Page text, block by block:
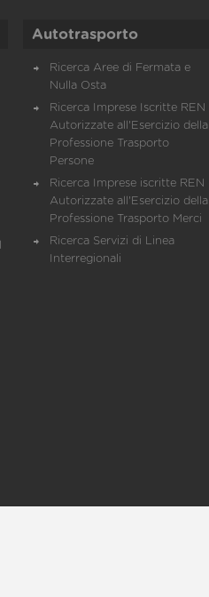
Autotrasporto
Ricerca Aree di Fermata e
Nulla Osta
Ricerca Imprese Iscritte REN
Autorizzate all'Esercizio della
Professione Trasporto
Persone
Ricerca Imprese iscritte REN
Autorizzate all'Esercizio della
Professione Trasporto Merci
Ricerca Servizi di Linea
Interregionali